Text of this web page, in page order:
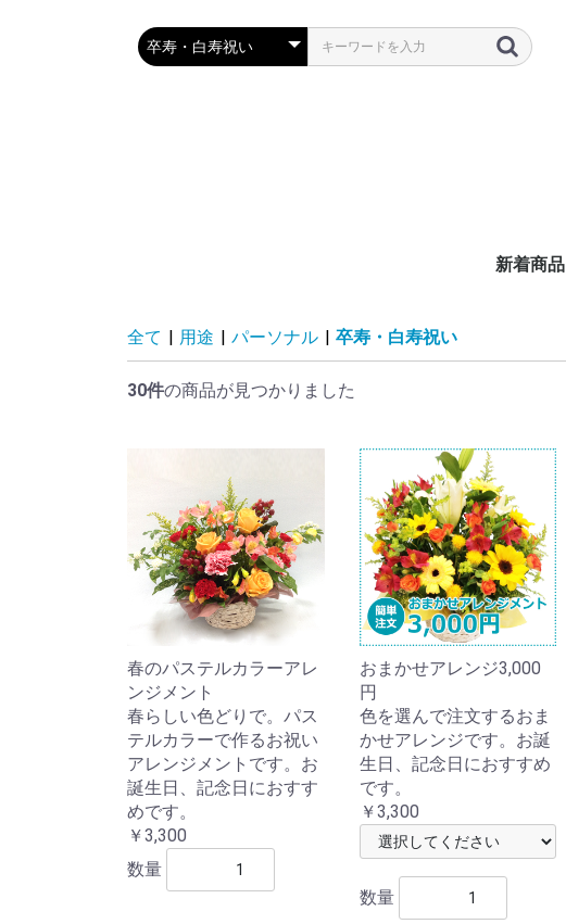
新着商品
全て | 用途 | パーソナル | 卒寿・白寿祝い
30件の商品が見つかりました
春のパステルカラーアレ
ンジメント
春らしい色どりで。パス
テルカラーで作るお祝い
アレンジメントです。お
誕生日、記念日におすす
めです。
￥3,300
数量
おまかせアレンジ3,000
円
色を選んで注文するおま
かせアレンジです。お誕
生日、記念日におすすめ
です。
￥3,300
数量